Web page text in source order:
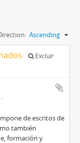
Ascending
Excluir
de escritos de
también
formación y